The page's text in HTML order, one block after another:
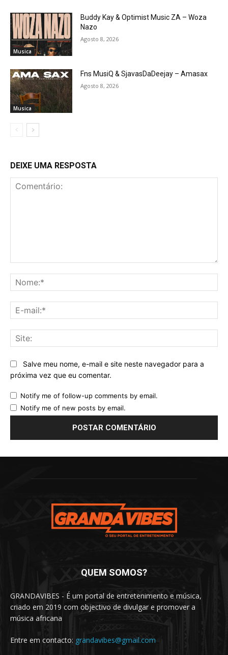
Musica
Buddy Kay & Optimist Music ZA – Woza
Nazo
Agosto 8, 2026
Musica
Fns MusiQ & SjavasDaDeejay – Amasax
Agosto 8, 2026
DEIXE UMA RESPOSTA
Salve meu nome, e-mail e site neste navegador para a
próxima vez que eu comentar.
Notify me of follow-up comments by email.
Notify me of new posts by email.
QUEM SOMOS?
GRANDAVIBES - É um portal de entretenimento e música,
criado em 2019 com objectivo de divulgar e promover a
música africana
Entre em contacto: grandavibes@gmail.com